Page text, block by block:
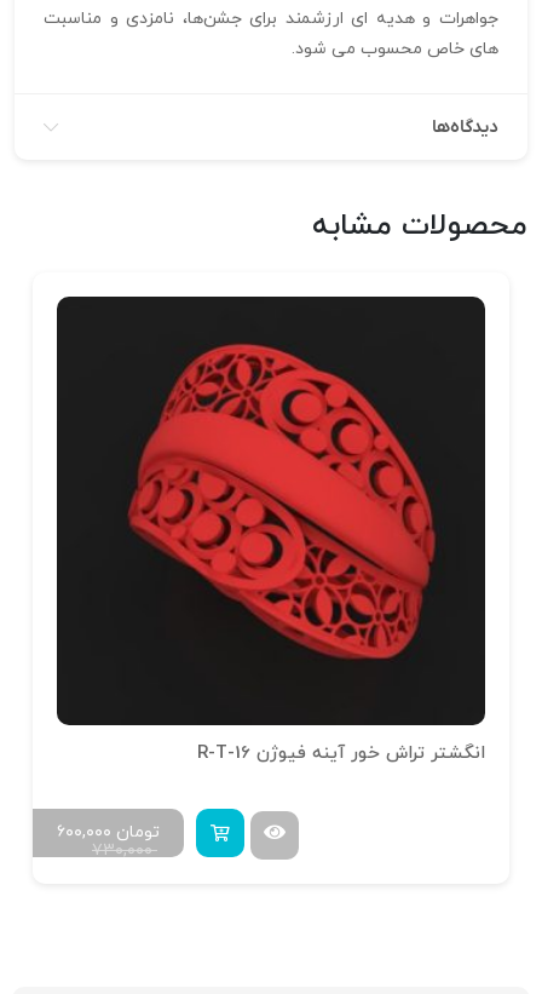
جواهرات و هدیه‌ ای ارزشمند برای جشن‌ها، نامزدی و مناسبت‌
های خاص محسوب می‌ شود.
دیدگاه‌ها
محصولات مشابه
انگشتر تراش خور آینه فیوژن R-T-16
۷۳۰,۰۰۰
۶۰۰,۰۰۰ تومان